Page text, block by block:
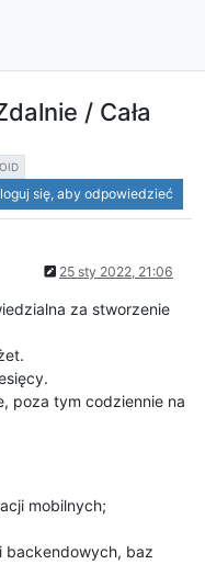
/ Cała
się, aby odpowiedzieć
25 sty 2022, 21:06
za stworzenie
poza tym codziennie na
mobilnych;
backendowych, baz